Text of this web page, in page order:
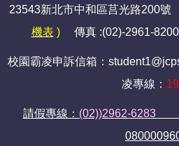
23543新北市中和區莒光路200
機表 ) 傳真 :(02)-2961-8200
校園霸凌申訴信箱：
凌專線：
請假專線： (02))2962-6283